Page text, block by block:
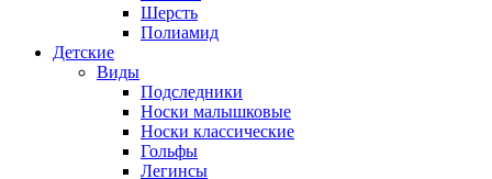
Шерсть
Полиамид
Детские
Виды
Подследники
Носки малышковые
Носки классические
Гольфы
Легинсы